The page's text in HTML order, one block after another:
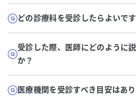
どの診療科を受診したらよいで
受診した際、医師にどのように
か？
医療機関を受診すべき目安はあ